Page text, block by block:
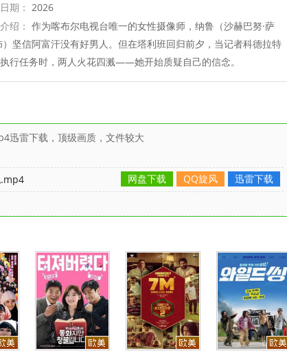
期： 2026
绍： 作为喀布尔电视台唯一的女性摄像师，纳鲁（沙赫巴努·萨
）坚信阿富汗没有好男人。但在塔利班回归前夕，当记者科德拉特
行任务时，两人火花四溅——她开始质疑自己的信念。
迅雷下载，顶级画质，文件较大
迅雷下载
QQ旋风
网盘下载